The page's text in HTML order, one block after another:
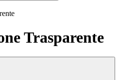
Trasparente